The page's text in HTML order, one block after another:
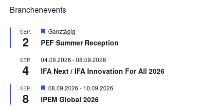
Branchenevents
SEP.
2
Hervorgehoben
Ganztägig
PEF Summer Reception
SEP.
4
04.09.2026 -08.09.2026
IFA Next / IFA Innovation For All 2026
SEP.
8
Hervorgehoben
08.09.2026 - 10.09.2026
IPEM Global 2026